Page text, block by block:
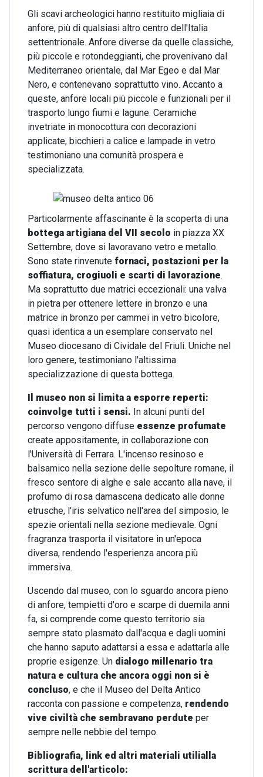
Gli scavi archeologici hanno restituito migliaia di
anfore, più di qualsiasi altro centro dell'Italia
settentrionale. Anfore diverse da quelle classiche,
più piccole e rotondeggianti, che provenivano dal
Mediterraneo orientale, dal Mar Egeo e dal Mar
Nero, e contenevano soprattutto vino. Accanto a
queste, anfore locali più piccole e funzionali per il
trasporto lungo fiumi e lagune. Ceramiche
invetriate in monocottura con decorazioni
applicate, bicchieri a calice e lampade in vetro
testimoniano una comunità prospera e
specializzata.
Particolarmente affascinante è la scoperta di una
bottega artigiana del VII secolo in piazza XX
Settembre, dove si lavoravano vetro e metallo.
Sono state rinvenute fornaci, postazioni per la
soffiatura, crogiuoli e scarti di lavorazione.
Ma soprattutto due matrici eccezionali: una valva
in pietra per ottenere lettere in bronzo e una
matrice in bronzo per cammei in vetro bicolore,
quasi identica a un esemplare conservato nel
Museo diocesano di Cividale del Friuli. Uniche nel
loro genere, testimoniano l'altissima
specializzazione di questa bottega.
Il museo non si limita a esporre reperti:
coinvolge tutti i sensi. In alcuni punti del
percorso vengono diffuse essenze profumate
create appositamente, in collaborazione con
l'Università di Ferrara. L'incenso resinoso e
balsamico nella sezione delle sepolture romane, il
fresco sentore di alghe e sale accanto alla nave, il
profumo di rosa damascena dedicato alle donne
etrusche, l'iris selvatico nell'area del simposio, le
spezie orientali nella sezione medievale. Ogni
fragranza trasporta il visitatore in un'epoca
diversa, rendendo l'esperienza ancora più
immersiva.
Uscendo dal museo, con lo sguardo ancora pieno
di anfore, tempietti d'oro e scarpe di duemila anni
fa, si comprende come questo territorio sia
sempre stato plasmato dall'acqua e dagli uomini
che hanno saputo adattarsi a essa e adattarla alle
proprie esigenze. Un dialogo millenario tra
natura e cultura che ancora oggi non si è
concluso, e che il Museo del Delta Antico
racconta con passione e competenza, rendendo
vive civiltà che sembravano perdute per
sempre nelle nebbie del tempo.
Bibliografia, link ed altri materiali utilialla
scrittura dell'articolo: